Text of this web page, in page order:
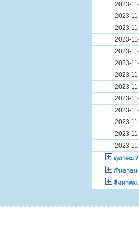
2023-
2023-
2023-
2023-
2023-
2023-
2023-
2023-
2023-
2023-
2023-
2023-
2023-
ตุลาคม
กันยายน
สิงหาคม